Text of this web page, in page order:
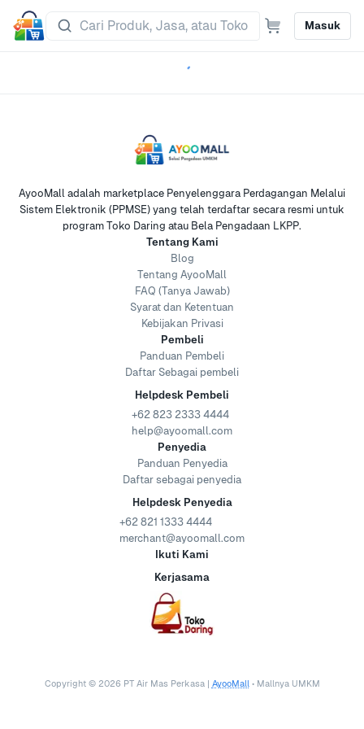
Masuk
AyooMall adalah marketplace Penyelenggara Perdagangan Melalui
Sistem Elektronik (PPMSE) yang telah terdaftar secara resmi untuk
program Toko Daring atau Bela Pengadaan LKPP.
Tentang Kami
Blog
Tentang AyooMall
FAQ (Tanya Jawab)
Syarat dan Ketentuan
Kebijakan Privasi
Pembeli
Panduan Pembeli
Daftar Sebagai pembeli
Helpdesk Pembeli
+62 823 2333 4444
help@ayoomall.com
Penyedia
Panduan Penyedia
Daftar sebagai penyedia
Helpdesk Penyedia
+62 821 1333 4444
merchant@ayoomall.com
Ikuti Kami
Kerjasama
Copyright © 2026 PT Air Mas Perkasa | AyooMall • Mallnya UMKM